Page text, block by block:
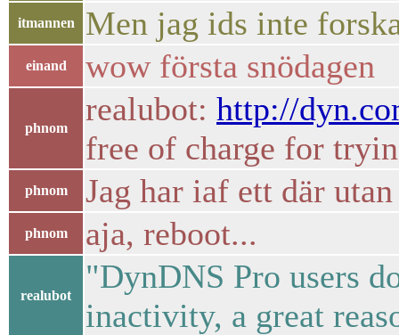
itmannen Men jag ids inte
einand wow första snödagen
phnom
realubot: http://
free of charge for
phnom Jag har iaf ett där
phnom aja, reboot...
realubot
"DynDNS Pro users
inactivity, a great